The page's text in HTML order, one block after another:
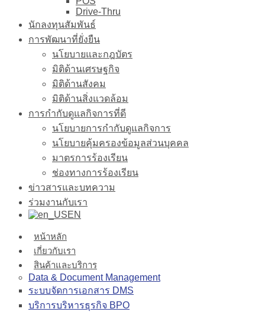
Drive-Thru
นักลงทุนสัมพันธ์
การพัฒนาที่ยั่งยืน
นโยบายและกฎบัตร
มิติด้านเศรษฐกิจ
มิติด้านสังคม
มิติด้านสิ่งแวดล้อม
การกำกับดูแลกิจการที่ดี
นโยบายการกำกับดูแลกิจการ
นโยบายคุ้มครองข้อมูลส่วนบุคคล
มาตรการร้องเรียน
ช่องทางการร้องเรียน
ข่าวสารและบทความ
ร่วมงานกับเรา
EN
หน้าหลัก
เกี่ยวกับเรา
สินค้าและบริการ
Data & Document Management
ระบบจัดการเอกสาร DMS
บริการบริหารธุรกิจ BPO